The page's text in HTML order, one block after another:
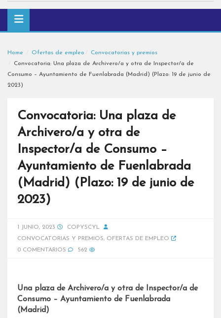
Home Ofertas de empleo
Convocatorias y premios
Convocatoria: Una plaza de Archivero/a y otra de Inspector/a de
Consumo – Ayuntamiento de Fuenlabrada (Madrid) (Plazo: 19 de junio de
2023)
Convocatoria: Una plaza de
Archivero/a y otra de
Inspector/a de Consumo –
Ayuntamiento de Fuenlabrada
(Madrid) (Plazo: 19 de junio de
2023)
1 JUNIO, 2023
COPYSCYL
CONVOCATORIAS Y PREMIOS, OFERTAS DE EMPLEO
0 COMENTARIOS
562
Una plaza de Archivero/a y otra de Inspector/a de
Consumo – Ayuntamiento de Fuenlabrada
(Madrid)